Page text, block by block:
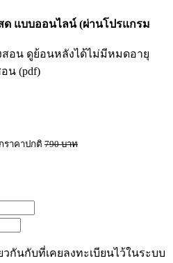
ด แบบออนไลน์ (ผ่านโปรแกรม
อน ดูย้อนหลังได้ไม่มีหมดอายุ
น (pdf)
ราคาปกติ 790บาท
กันกับที่เคยลงทะเบียนไว้ในระบบ